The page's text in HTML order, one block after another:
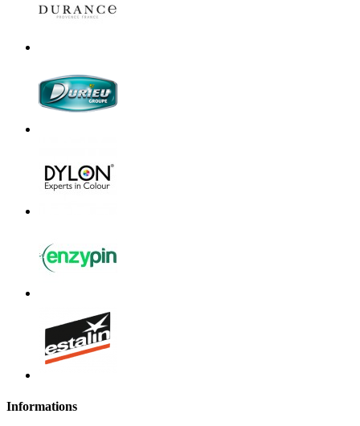
Informations